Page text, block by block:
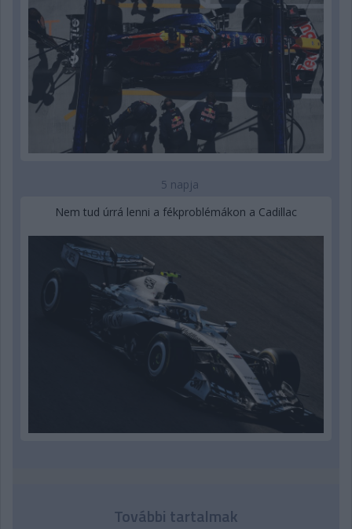
5 napja
Nem tud úrrá lenni a fékproblémákon a Cadillac
További tartalmak